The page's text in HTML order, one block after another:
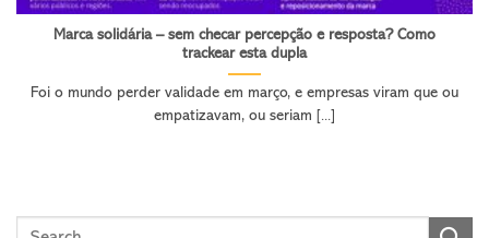
Marca solidária – sem checar percepção e resposta? Como
trackear esta dupla
Foi o mundo perder validade em março, e empresas viram que ou
empatizavam, ou seriam [...]